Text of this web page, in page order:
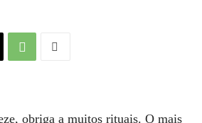
obriga a muitos rituais. O mais